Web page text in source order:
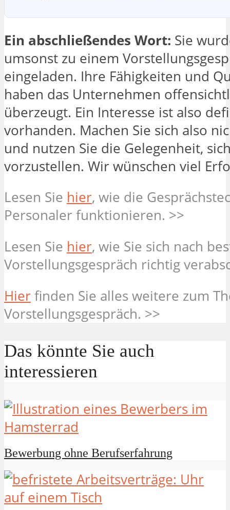
Ein abschließendes Wort: Sie
umsonst zu einem
eingeladen. Ihre Fähigkeiten und
haben das Unternehmen
überzeugt. Ein Interesse ist also
vorhanden. Machen Sie sich also
und nutzen Sie die Gelegenheit,
vorzustellen. Wir wünschen viel
Lesen Sie hier, wie die
Personaler funktionieren. >>
Lesen Sie hier, wie Sie sich nach
Vorstellungsgespräch richtig
Hier finden Sie alles weitere zum
Vorstellungsgespräch. >>
Das könnte Sie auch
interessieren
Bewerbung ohne Berufserfahrung